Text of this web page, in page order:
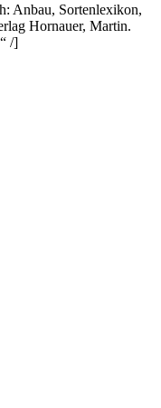
Anbau, Sortenlexikon,
Hornauer, Martin.
/]